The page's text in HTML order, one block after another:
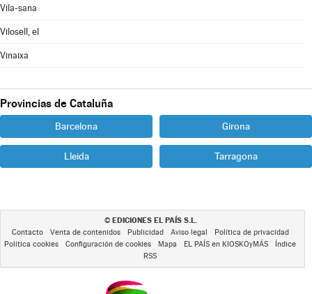
Vila-sana
Vilosell, el
Vinaixa
Provincias de Cataluña
Barcelona Girona
Lleida Tarragona
© EDICIONES EL PAÍS S.L.
Contacto Venta de contenidos Publicidad Aviso legal
Política de privacidad
Política cookies
Configuración de cookies Mapa EL PAÍS en KIOSKOyMÁS
Índice
RSS